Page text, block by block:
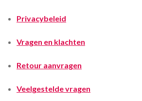
Privacybeleid
Vragen en klachten
Retour aanvragen
Veelgestelde vragen